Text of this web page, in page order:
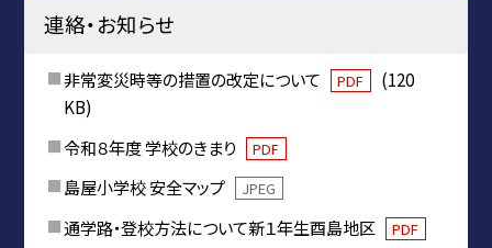
連絡・お知らせ
非常変災時等の措置の改定について PDF
(120
KB)
令和８年度 学校のきまり
PDF
島屋小学校 安全マップ JPEG
通学路・登校方法について新１年生酉島地区 PDF